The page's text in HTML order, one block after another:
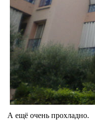
А ещё очень прохладно.